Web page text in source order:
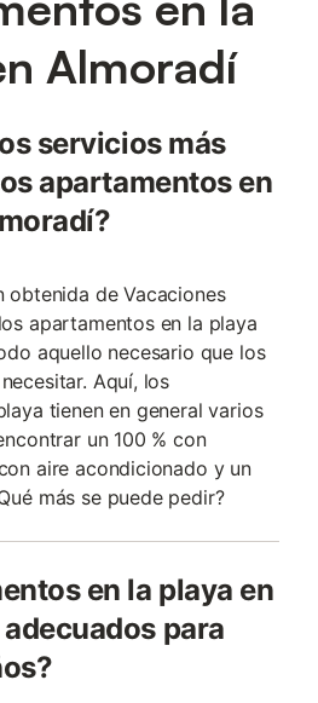
Almoradí
servicios más
apartamentos en
obtenida de Vacaciones
apartamentos en la playa
aquello necesario que los
Aquí, los
tienen en general varios
un 100 % con
aire acondicionado y un
más se puede pedir?
en la playa en
para